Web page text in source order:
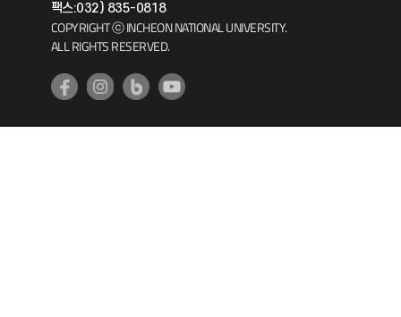
기초교육원
팩스:032) 835-0818
COPYRIGHT ⓒ INCHEON NATIONAL UNIVERSITY.
ALL RIGHTS RESERVED.